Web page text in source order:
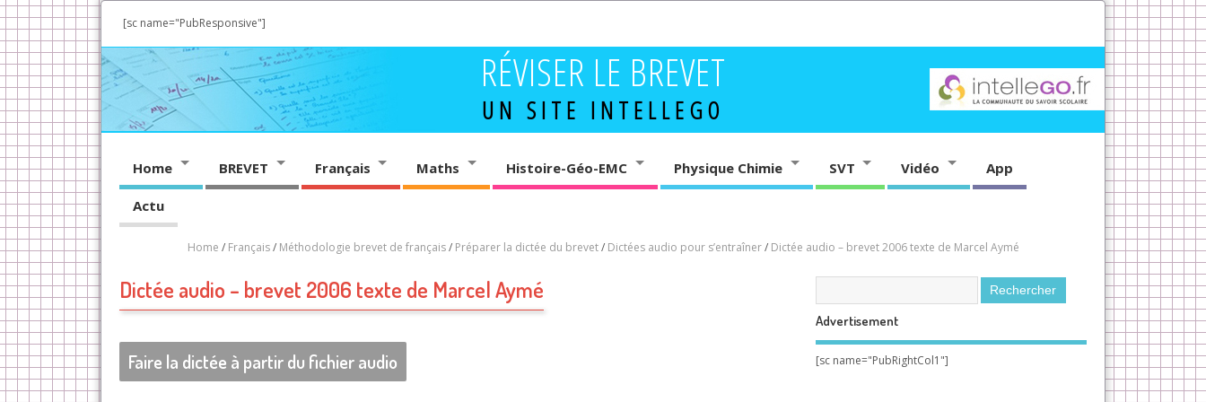
[sc name="PubResponsive"]
RÉVISER LE BREVET
UN SITE INTELLEGO
Home BREVET Français Maths Histoire-Géo-EMC Physique Chimie SVT Vidéo App
Actu
Home / Français/ Méthodologie brevet de français/ Préparer la dictée du brevet/ Dictées audio pour s’entraîner/ Dictée audio – brevet 2006 texte de Marcel Aymé
Dictée audio – brevet 2006 texte de Marcel Aymé
Faire la dictée à partir du fichier audio
Advertisement
[sc name="PubRightCol1"]